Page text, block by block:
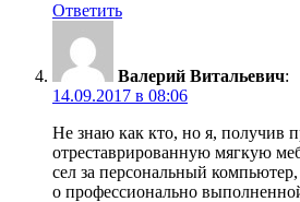
Ответить
Валерий Витальевич:
14.09.2017 в 08:06
Не знаю как кто, но я, получив
отреставрированную мягкую
сел за персональный
о профессионально